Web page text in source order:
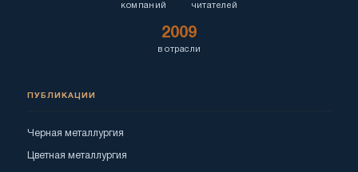
компаний читателей
2009
в отрасли
ПУБЛИКАЦИИ
Черная металлургия
Цветная металлургия